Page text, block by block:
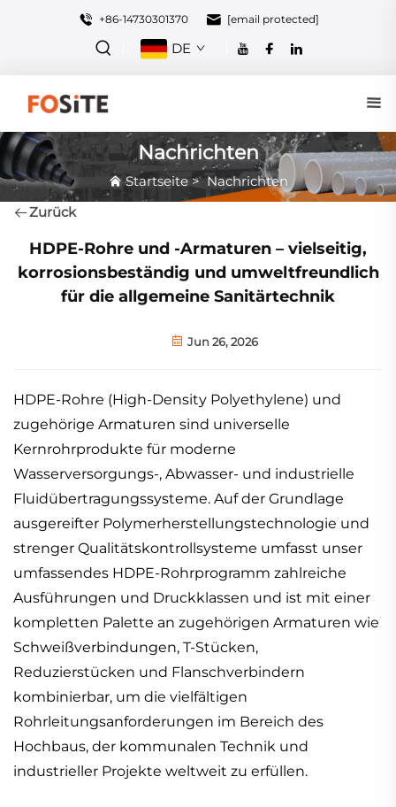
+86-14730301370 [email protected]
DE
Nachrichten
Startseite>Nachrichten
Zurück
HDPE-Rohre und -Armaturen – vielseitig,
korrosionsbeständig und umweltfreundlich
für die allgemeine Sanitärtechnik
Jun 26, 2026
HDPE-Rohre (High-Density Polyethylene) und
zugehörige Armaturen sind universelle
Kernrohrprodukte für moderne
Wasserversorgungs-, Abwasser- und industrielle
Fluidübertragungssysteme. Auf der Grundlage
ausgereifter Polymerherstellungstechnologie und
strenger Qualitätskontrollsysteme umfasst unser
umfassendes HDPE-Rohrprogramm zahlreiche
Ausführungen und Druckklassen und ist mit einer
kompletten Palette an zugehörigen Armaturen wie
Schweißverbindungen, T-Stücken,
Reduzierstücken und Flanschverbindern
kombinierbar, um die vielfältigen
Rohrleitungsanforderungen im Bereich des
Hochbaus, der kommunalen Technik und
industrieller Projekte weltweit zu erfüllen.